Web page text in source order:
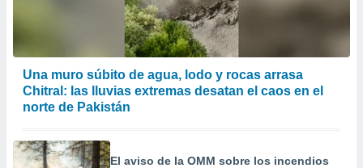
Una muro súbito de agua, lodo y rocas arrasa
Chitral: las lluvias extremas desatan el caos en el
norte de Pakistán
El aviso de la OMM sobre los incendios